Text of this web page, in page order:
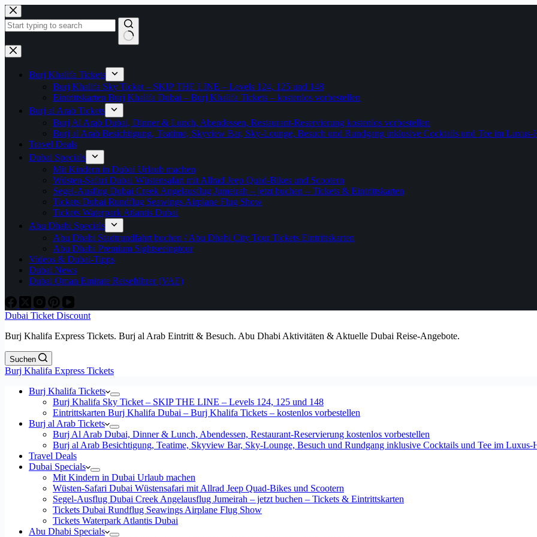
Zum
Inhalt
springen
Keine
Ergebnisse
Burj Khalifa Tickets
Burj Khalifa Sky Ticket – SKIP THE LINE – Levels 124, 125 und 148
Eintrittskarten Burj Khalifa Dubai – Burj Khalifa Tickets – kostenlos vorbestellen
Burj al Arab Tickets
Burj Al Arab Dubai, Dinner & Lunch, Abendessen, Restaurant-Reservierung kostenlos vorbestellen
Burj al Arab Besichtigung, Teatime, Skyview Bar, Sky-Lounge, Besuch und Rundgang inklusive Cocktails und Tee im Luxus-
Travel Deals
Dubai Specials
Mit Kindern in Dubai Urlaub machen
Wüsten-Safari Dubai Wüstensafari mit Allrad Jeep Quad-Bikes und Scootern
Segel-Ausflug Dubai Creek Angelausflug Jumeirah – jetzt buchen – Tickets & Eintrittskarten
Tickets Dubai Rundflug Seawings Airplane Flug Show
Tickets Waterpark Atlantis Dubai
Abu Dhabi Specials
Abu Dhabi Stadtrundfahrt buchen / Abu Dhabi City Tour Tickets Eintrittskarten
Abu Dhabi Premium Sightseeingtour
Videos & Dubai-Tipps
Dubai News
Dubai Oman Emirate Reiseführer (VAE)
Dubai Ticket Discount
Burj Khalifa Express Tickets. Burj al Arab Eintritt & Besuch. Abu Dhabi Aktivitäten & Aktuelle Dubai Reise-Angebote.
Suchen
Burj Khalifa Express Tickets
Burj Khalifa Tickets
Burj Khalifa Sky Ticket – SKIP THE LINE – Levels 124, 125 und 148
Eintrittskarten Burj Khalifa Dubai – Burj Khalifa Tickets – kostenlos vorbestellen
Burj al Arab Tickets
Burj Al Arab Dubai, Dinner & Lunch, Abendessen, Restaurant-Reservierung kostenlos vorbestellen
Burj al Arab Besichtigung, Teatime, Skyview Bar, Sky-Lounge, Besuch und Rundgang inklusive Cocktails und Tee im Luxus-
Travel Deals
Dubai Specials
Mit Kindern in Dubai Urlaub machen
Wüsten-Safari Dubai Wüstensafari mit Allrad Jeep Quad-Bikes und Scootern
Segel-Ausflug Dubai Creek Angelausflug Jumeirah – jetzt buchen – Tickets & Eintrittskarten
Tickets Dubai Rundflug Seawings Airplane Flug Show
Tickets Waterpark Atlantis Dubai
Abu Dhabi Specials